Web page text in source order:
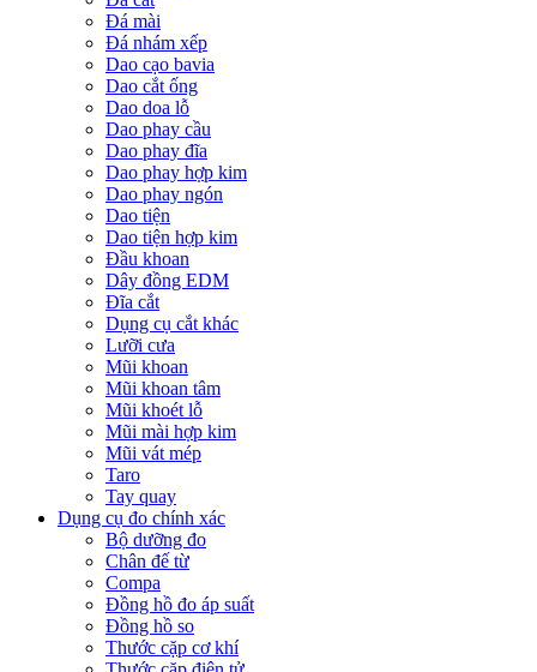
Đá mài
Đá nhám xếp
Dao cạo bavia
Dao cắt ống
Dao doa lỗ
Dao phay cầu
Dao phay đĩa
Dao phay hợp kim
Dao phay ngón
Dao tiện
Dao tiện hợp kim
Đầu khoan
Dây đồng EDM
Đĩa cắt
Dụng cụ cắt khác
Lưỡi cưa
Mũi khoan
Mũi khoan tâm
Mũi khoét lỗ
Mũi mài hợp kim
Mũi vát mép
Taro
Tay quay
Dụng cụ đo chính xác
Bộ dưỡng đo
Chân đế từ
Compa
Đồng hồ đo áp suất
Đồng hồ so
Thước cặp cơ khí